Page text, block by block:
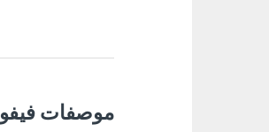
موصفات فيفو V60 Lite 4G